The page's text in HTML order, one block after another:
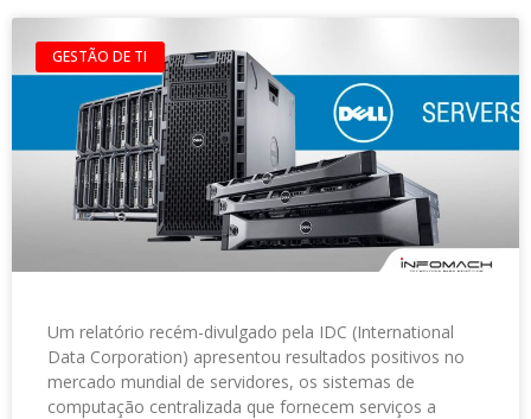
GESTÃO DE TI
Um relatório recém-divulgado pela IDC (International
Data Corporation) apresentou resultados positivos no
mercado mundial de servidores, os sistemas de
computação centralizada que fornecem serviços a